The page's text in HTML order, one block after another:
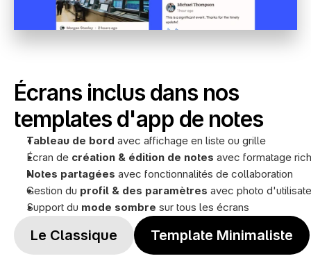
Écrans inclus dans nos
templates d'app de notes
Tableau de bord avec affichage en liste ou grille
Écran de création & édition de notes avec formatage
Notes partagées avec fonctionnalités de collaboration
Gestion du profil & des paramètres avec photo
Support du mode sombre sur tous les écrans
Le Classique Template Minimaliste